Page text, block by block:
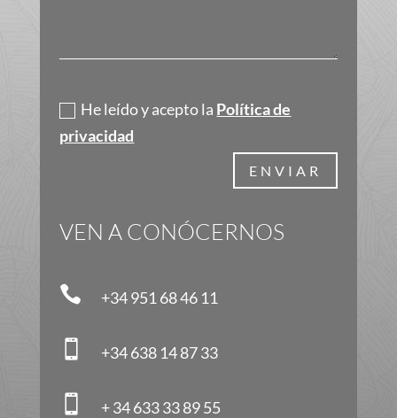
He leído y acepto la Política de
privacidad
ENVIAR
VEN A CONÓCERNOS
 +34 951 68 46 11
 +34 638 14 87 33
 + 34 633 33 89 55